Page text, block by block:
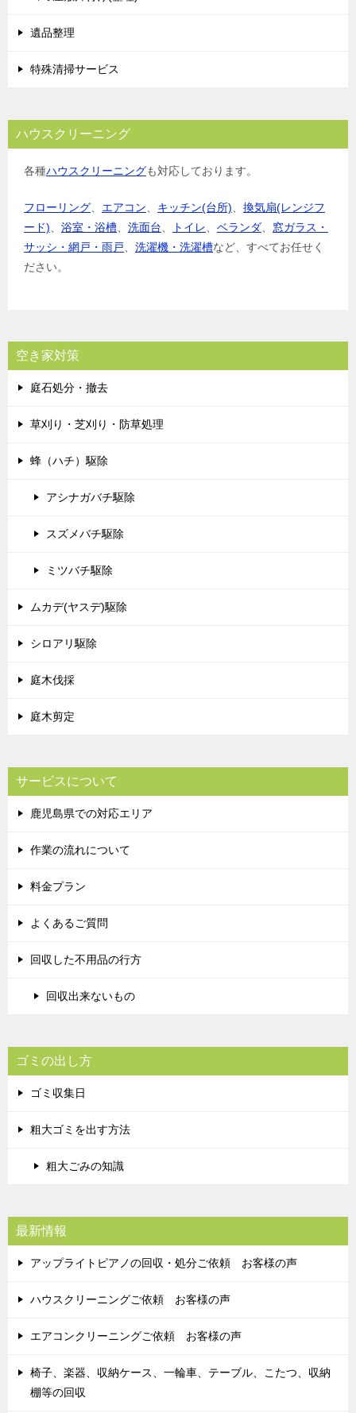
遺品整理
特殊清掃サービス
ハウスクリーニング
各種ハウスクリーニングも対応しております。
フローリング エアコン キッチン(台所)
換気扇(レンジフ
ード)
浴室・浴槽 洗面台 トイレ ベランダ
窓ガラス・
サッシ・網戸・雨戸
洗濯機・洗濯槽など、すべてお任せく
ださい。
空き家対策
庭石処分・撤去
草刈り・芝刈り・防草処理
蜂（ハチ）駆除
アシナガバチ駆除
スズメバチ駆除
ミツバチ駆除
ムカデ(ヤスデ)駆除
シロアリ駆除
庭木伐採
庭木剪定
サービスについて
鹿児島県での対応エリア
作業の流れについて
料金プラン
よくあるご質問
回収した不用品の行方
回収出来ないもの
ゴミの出し方
ゴミ収集日
粗大ゴミを出す方法
粗大ごみの知識
最新情報
アップライトピアノの回収・処分ご依頼 お客様の声
ハウスクリーニングご依頼 お客様の声
エアコンクリーニングご依頼 お客様の声
椅子、楽器、収納ケース、一輪車、テーブル、こたつ、収納
棚等の回収